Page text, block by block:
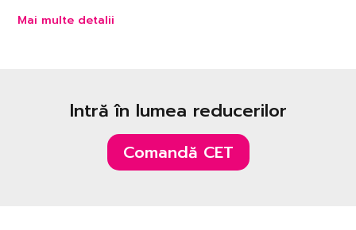
Mai multe detalii
Intră în lumea reducerilor
Comandă CET